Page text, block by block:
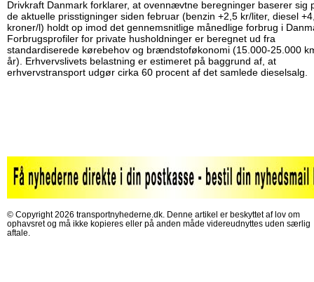
Drivkraft Danmark forklarer, at ovennævtne beregninger baserer sig
de aktuelle prisstigninger siden februar (benzin +2,5 kr/liter, diesel
kroner/l) holdt op imod det gennemsnitlige månedlige forbrug i
Forbrugsprofiler for private husholdninger er beregnet ud fra
standardiserede kørebehov og brændstoføkonomi (15.000-25.000
år). Erhvervslivets belastning er estimeret på baggrund af, at
erhvervstransport udgør cirka 60 procent af det samlede dieselsalg.
© Copyright 2026 transportnyhederne.dk. Denne artikel er beskyttet af lov om
ophavsret og må ikke kopieres eller på anden måde videreudnyttes uden særlig
aftale.